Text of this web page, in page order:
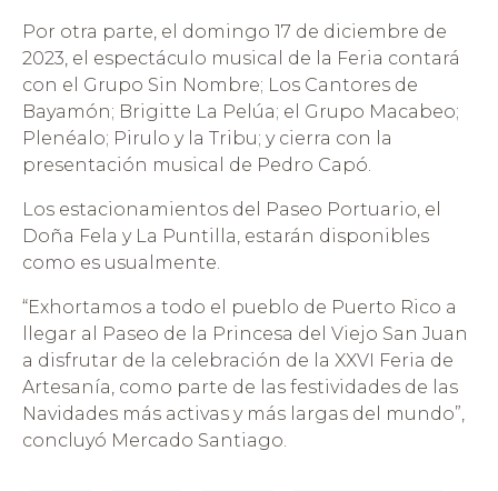
Por otra parte, el domingo 17 de diciembre de
2023, el espectáculo musical de la Feria contará
con el Grupo Sin Nombre; Los Cantores de
Bayamón; Brigitte La Pelúa; el Grupo Macabeo;
Plenéalo; Pirulo y la Tribu; y cierra con la
presentación musical de Pedro Capó.
Los estacionamientos del Paseo Portuario, el
Doña Fela y La Puntilla, estarán disponibles
como es usualmente.
“Exhortamos a todo el pueblo de Puerto Rico a
llegar al Paseo de la Princesa del Viejo San Juan
a disfrutar de la celebración de la XXVI Feria de
Artesanía, como parte de las festividades de las
Navidades más activas y más largas del mundo”,
concluyó Mercado Santiago.